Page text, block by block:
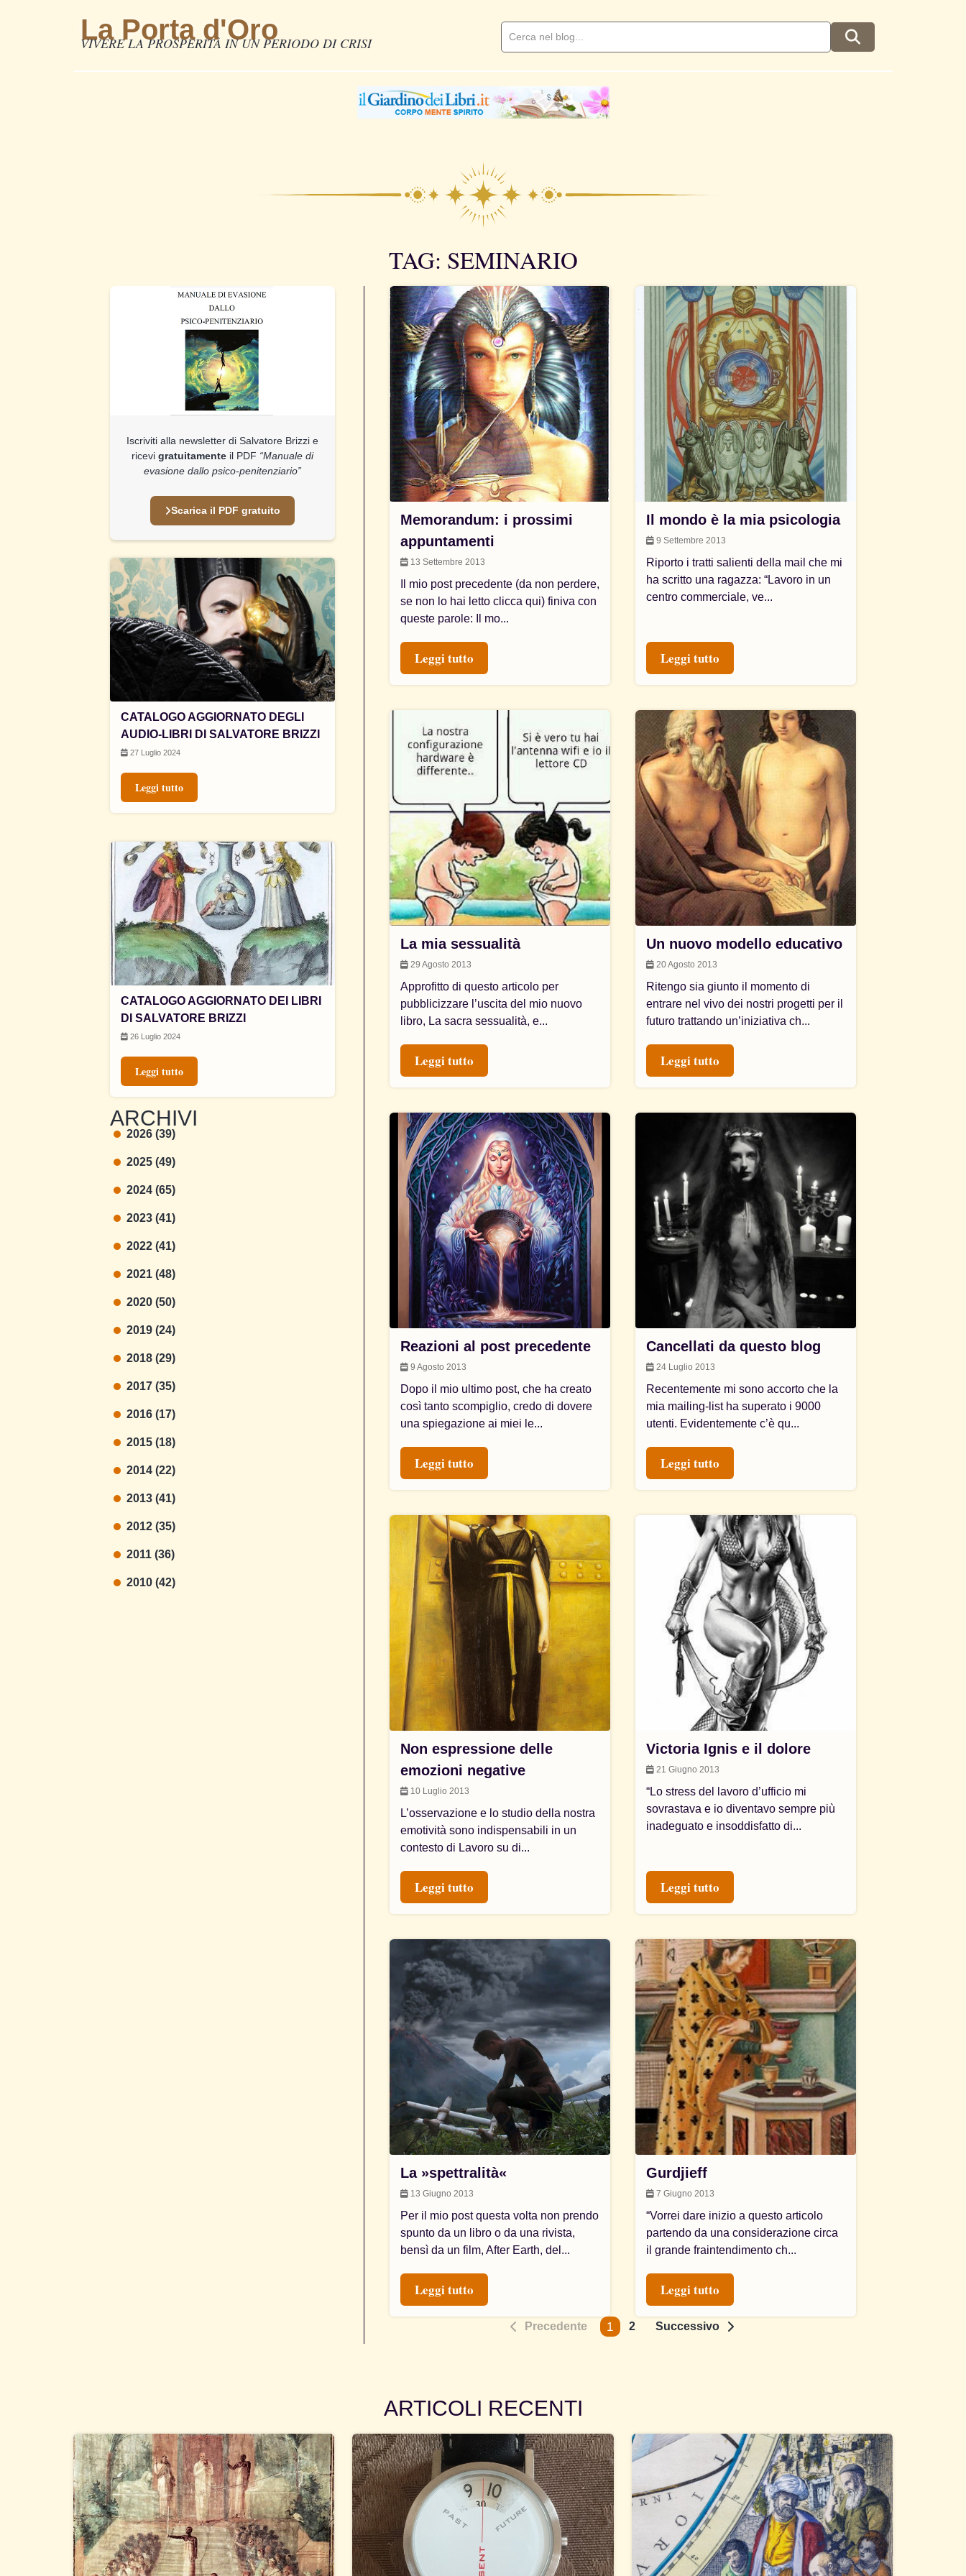
La Porta d'Oro
VIVERE LA PROSPERITÀ IN UN PERIODO DI CRISI
TAG: SEMINARIO
Iscriviti alla newsletter di Salvatore Brizzi e
ricevi gratuitamenteil PDF “Manuale di
evasione dallo psico-penitenziario”
Scarica il PDF gratuito
CATALOGO AGGIORNATO DEGLI
AUDIO-LIBRI DI SALVATORE BRIZZI
27 Luglio 2024
Leggi tutto
CATALOGO AGGIORNATO DEI LIBRI
DI SALVATORE BRIZZI
26 Luglio 2024
Leggi tutto
ARCHIVI
2026 (39)
2025 (49)
2024 (65)
2023 (41)
2022 (41)
2021 (48)
2020 (50)
2019 (24)
2018 (29)
2017 (35)
2016 (17)
2015 (18)
2014 (22)
2013 (41)
2012 (35)
2011 (36)
2010 (42)
Memorandum: i prossimi
appuntamenti
13 Settembre 2013
Il mio post precedente (da non perdere,
se non lo hai letto clicca qui) finiva con
queste parole: Il mo...
Leggi tutto
Il mondo è la mia psicologia
9 Settembre 2013
Riporto i tratti salienti della mail che mi
ha scritto una ragazza: “Lavoro in un
centro commerciale, ve...
Leggi tutto
La mia sessualità
29 Agosto 2013
Approfitto di questo articolo per
pubblicizzare l’uscita del mio nuovo
libro, La sacra sessualità, e...
Leggi tutto
Un nuovo modello educativo
20 Agosto 2013
Ritengo sia giunto il momento di
entrare nel vivo dei nostri progetti per il
futuro trattando un’iniziativa ch...
Leggi tutto
Reazioni al post precedente
9 Agosto 2013
Dopo il mio ultimo post, che ha creato
così tanto scompiglio, credo di dovere
una spiegazione ai miei le...
Leggi tutto
Cancellati da questo blog
24 Luglio 2013
Recentemente mi sono accorto che la
mia mailing-list ha superato i 9000
utenti. Evidentemente c’è qu...
Leggi tutto
Non espressione delle
emozioni negative
10 Luglio 2013
L’osservazione e lo studio della nostra
emotività sono indispensabili in un
contesto di Lavoro su di...
Leggi tutto
Victoria Ignis e il dolore
21 Giugno 2013
“Lo stress del lavoro d’ufficio mi
sovrastava e io diventavo sempre più
inadeguato e insoddisfatto di...
Leggi tutto
La »spettralità«
13 Giugno 2013
Per il mio post questa volta non prendo
spunto da un libro o da una rivista,
bensì da un film, After Earth, del...
Leggi tutto
Gurdjieff
7 Giugno 2013
“Vorrei dare inizio a questo articolo
partendo da una considerazione circa
il grande fraintendimento ch...
Leggi tutto
Precedente 1 2 Successivo
ARTICOLI RECENTI